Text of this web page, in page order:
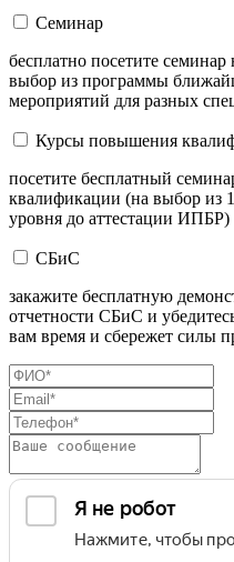
Семинар
бесплатно посетите
выбор из программы
мероприятий для разных
Курсы повышения
посетите бесплатный
квалификации (на выбор из
уровня до аттестации ИПБР)
СБиС
закажите бесплатную
отчетности СБиС и
вам время и сбережет силы